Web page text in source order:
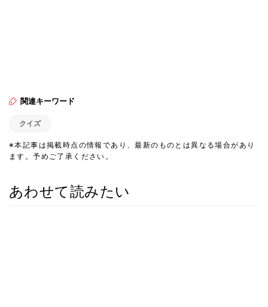
関連キーワード
クイズ
※本記事は掲載時点の情報であり、最新のものとは異なる場合があり
ます。予めご了承ください。
あわせて読みたい